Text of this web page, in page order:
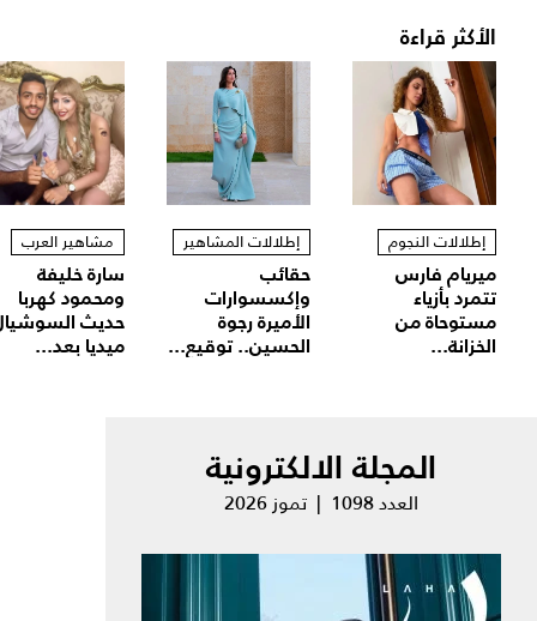
الأكثر قراءة
إطلالات النجوم
ميريام فارس
تتمرد بأزياء
مستوحاة من
الخزانة...
إطلالات المشاهير
حقائب
وإكسسوارات
الأميرة رجوة
الحسين.. توقيع...
مشاهير العرب
سارة خليفة
ومحمود كهربا
حديث
ميديا بعد...
المجلة الالكترونية
العدد 1098 | تموز 2026